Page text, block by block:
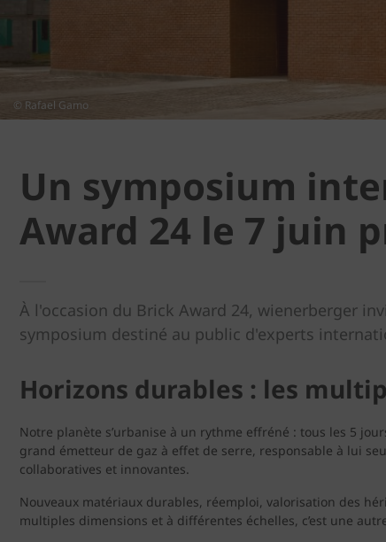
© Rafael Gamo
Un symposium
Award 24 le 7 juin
À l'occasion du Brick Award 24, wienerberger
symposium destiné au public d'experts
Horizons durables : les
Notre planète s’urbanise à un rythme effréné : tous les 5
grand émetteur de gaz à effet de serre, responsable à lui
collaboratives et innovantes.
Nouveaux matériaux durables, réemploi, valorisation des
multiples dimensions et à différentes échelles, c’est une